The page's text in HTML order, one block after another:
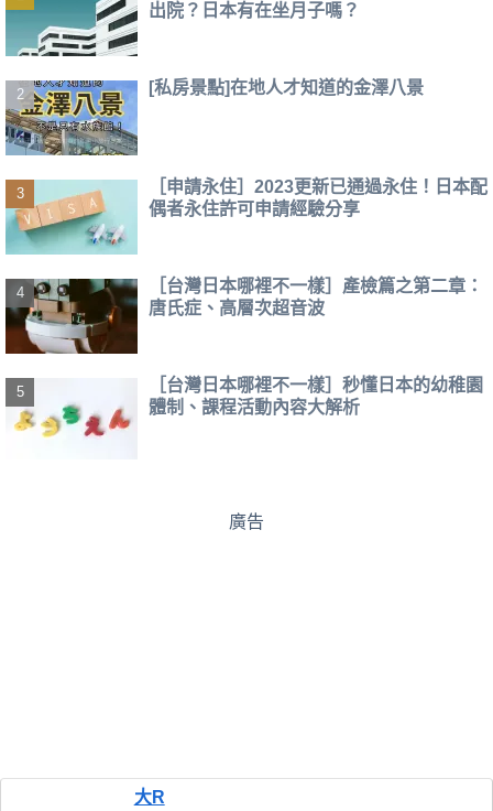
出院？日本有在坐月子嗎？
[私房景點]在地人才知道的金澤八景
［申請永住］2023更新已通過永住！日本配
偶者永住許可申請經驗分享
［台灣日本哪裡不一樣］產檢篇之第二章：
唐氏症、高層次超音波
［台灣日本哪裡不一樣］秒懂日本的幼稚園
體制、課程活動內容大解析
廣告
大R